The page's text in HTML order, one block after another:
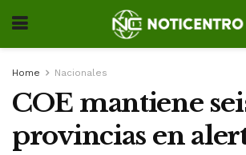
Home Nacionales
COE mantiene
provincias en